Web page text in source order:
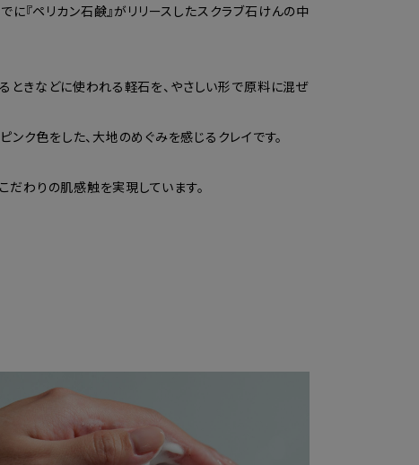
でに『ペリカン石鹸』がリリースしたスクラブ石けんの中
ときなどに使われる軽石を、やさしい形で原料に混ぜ
ク色をした、大地のめぐみを感じるクレイです。
だわりの肌感触を実現しています。